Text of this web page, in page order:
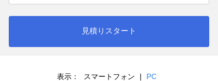
見積りスタート
表示： スマートフォン | PC